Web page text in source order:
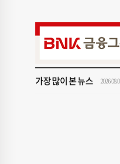
가장 많이 본 뉴스